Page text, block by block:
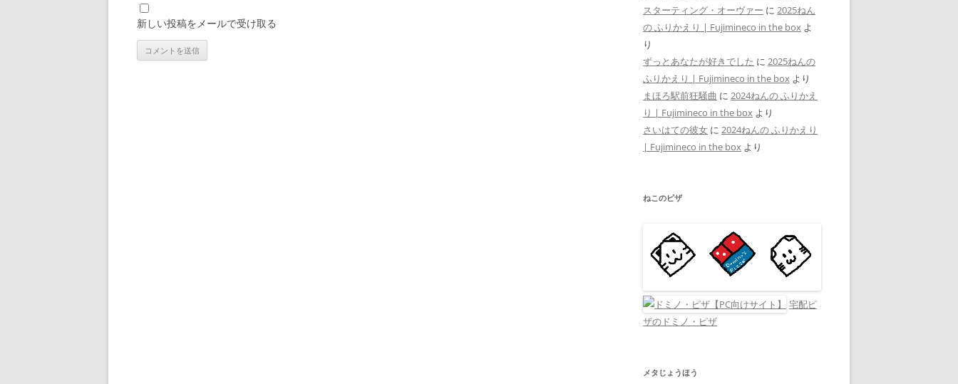
新しい投稿をメールで受け取る
スターティング・オーヴァー に 2025ねん
の ふりかえり | Fujimineco in the box よ
り
ずっとあなたが好きでした に 2025ねんの
ふりかえり | Fujimineco in the box より
まほろ駅前狂騒曲 に 2024ねんの ふりかえ
り | Fujimineco in the box より
さいはての彼女 に 2024ねんの ふりかえり
| Fujimineco in the box より
ねこのピザ
宅配ピ
ザのドミノ・ピザ
メタじょうほう